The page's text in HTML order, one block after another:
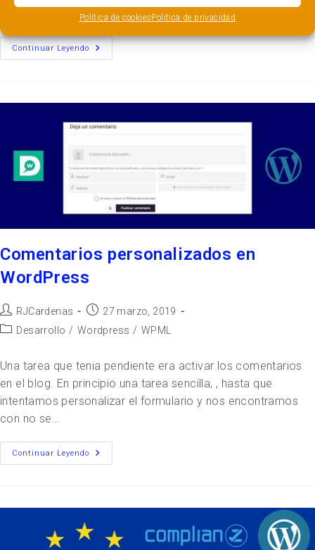
Política de cookiesPolitica de privacidad
Continuar Leyendo
Comentarios personalizados en
WordPress
RJCardenas
27 marzo, 2019
Desarrollo / Wordpress / WPML
Una tarea que tenia pendiente era activar los comentarios
en el blog. En principio una tarea sencilla, , hasta que
intentamos personalizar el formulario y nos encontramos
con no se…
Continuar Leyendo